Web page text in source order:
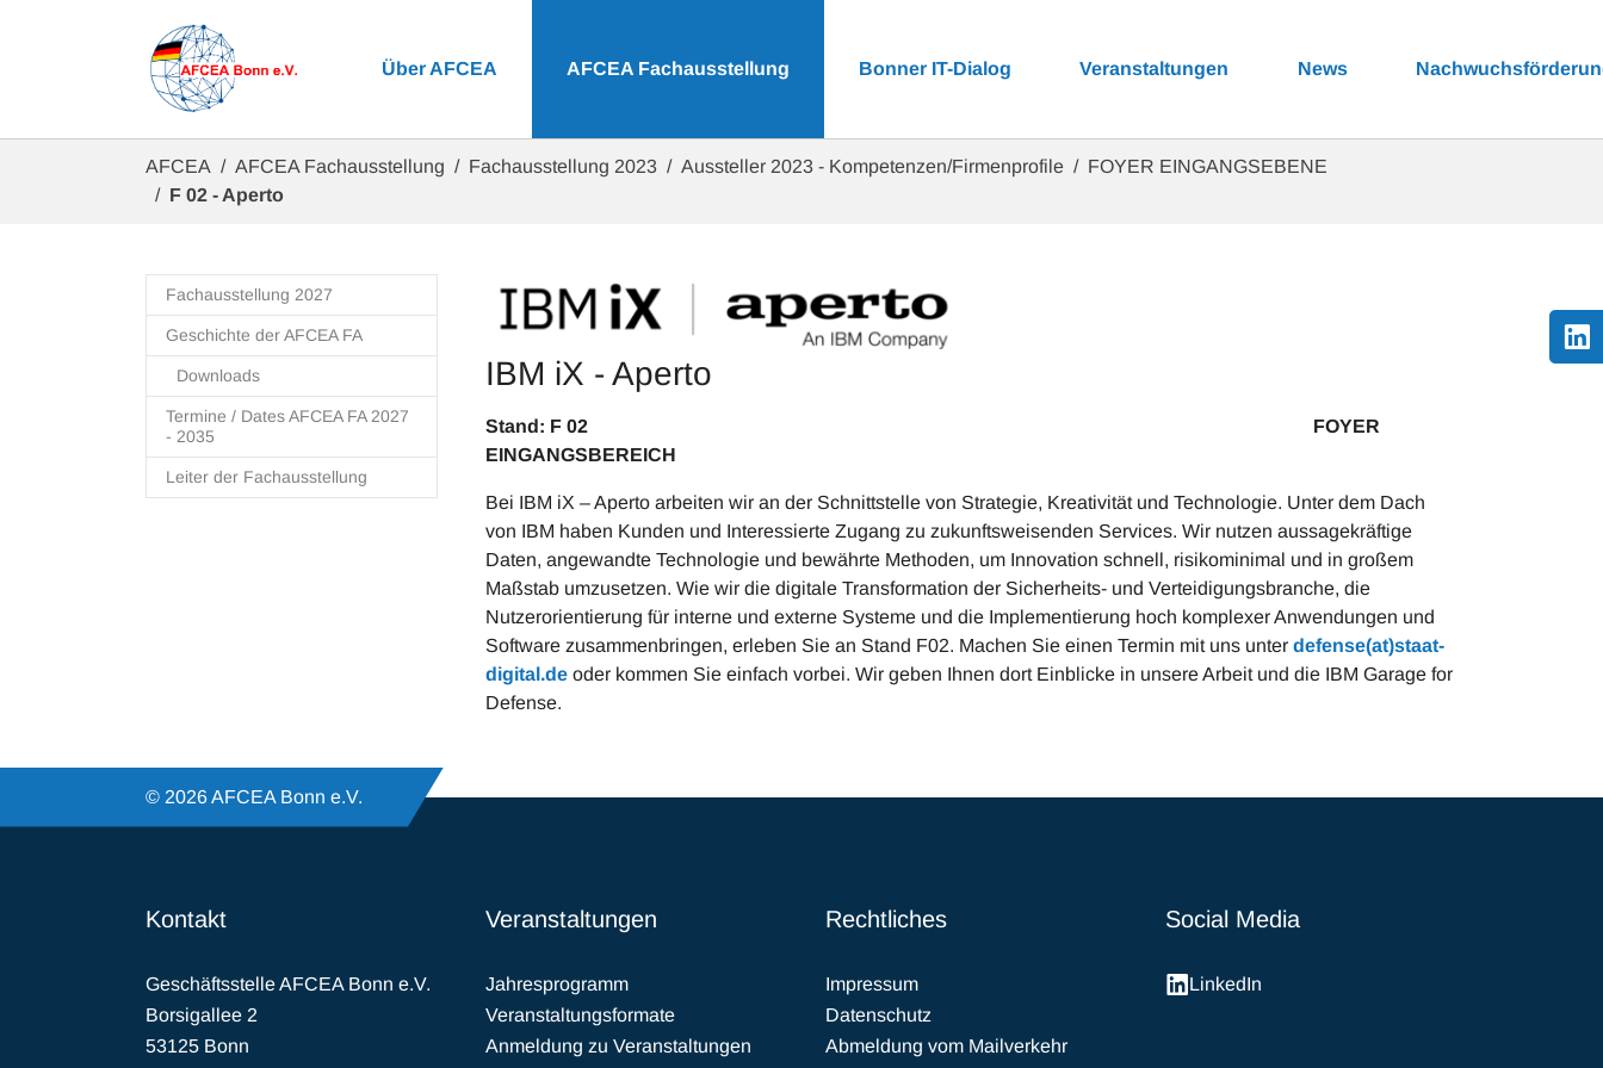
Über AFCEA AFCEA Fachausstellung Bonner IT-Dialog Veranstaltungen News
AFCEA AFCEA Fachausstellung Fachausstellung 2023 Aussteller 2023 - Kompetenzen/Firmenprofile
FOYER EINGANGSEBENE
F 02 - Aperto
Fachausstellung 2027
Geschichte der AFCEA FA
Downloads
Termine / Dates AFCEA FA 2027
- 2035
Leiter der Fachausstellung
IBM iX - Aperto
Stand: F 02 FOYER
EINGANGSBEREICH
Bei IBM iX – Aperto arbeiten wir an der Schnittstelle von Strategie, Kreativität und Technologie. Unter dem Dach
von IBM haben Kunden und Interessierte Zugang zu zukunftsweisenden Services. Wir nutzen aussagekräftige
Daten, angewandte Technologie und bewährte Methoden, um Innovation schnell, risikominimal und in großem
Maßstab umzusetzen. Wie wir die digitale Transformation der Sicherheits- und Verteidigungsbranche, die
Nutzerorientierung für interne und externe Systeme und die Implementierung hoch komplexer Anwendungen und
Software zusammenbringen, erleben Sie an Stand F02. Machen Sie einen Termin mit uns unter defense(at)staat-
digital.de oder kommen Sie einfach vorbei. Wir geben Ihnen dort Einblicke in unsere Arbeit und die IBM Garage for
Defense.
© 2026 AFCEA Bonn e.V.
Kontakt
Geschäftsstelle AFCEA Bonn e.V.
Borsigallee 2
53125 Bonn
Veranstaltungen
Jahresprogramm
Veranstaltungsformate
Anmeldung zu Veranstaltungen
Rechtliches
Impressum
Datenschutz
Abmeldung vom Mailverkehr
Social Media
LinkedIn